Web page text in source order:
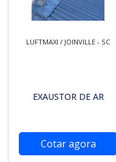
LUFTMAXI / JOINVILLE - SC
EXAUSTOR DE AR
Cotar agora